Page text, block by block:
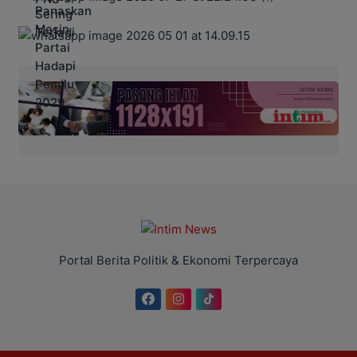
Portal Berita Politik & Ekonomi Terpercaya